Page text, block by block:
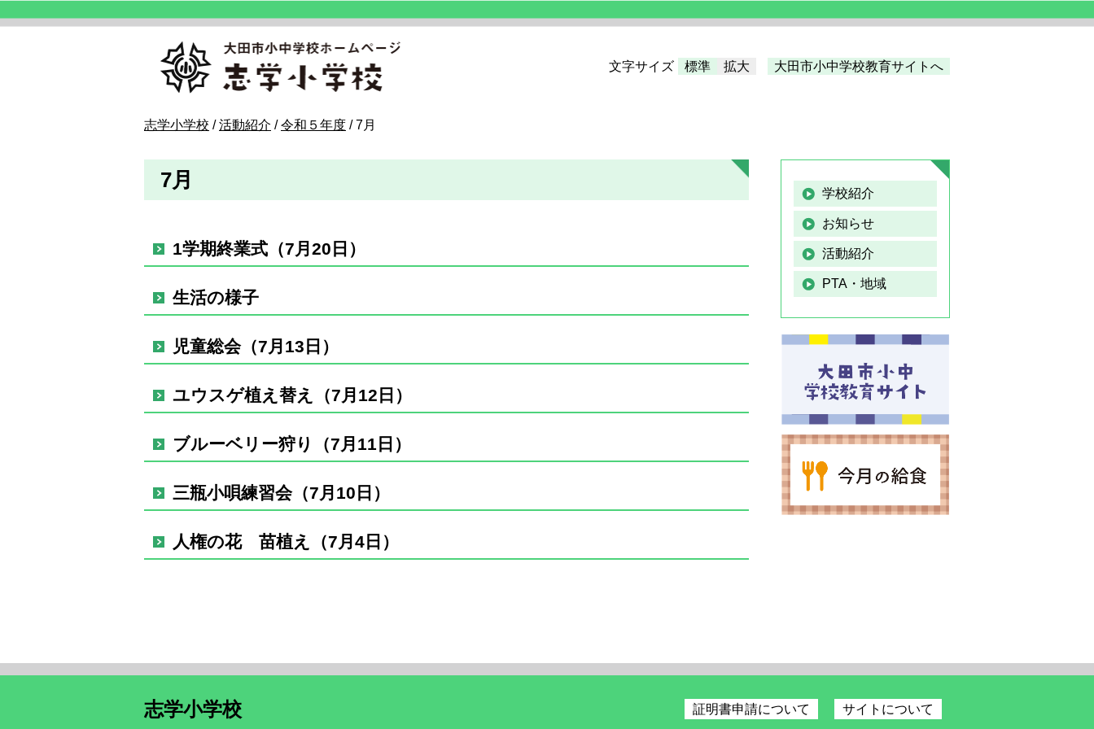
文字サイズ 標準 拡大 大田市小中学校教育サイトへ
現
の
置：
志学小学校 /活動紹介 /令和５年度 /7月
7月
1学期終業式（7月20日）
生活の様子
児童総会（7月13日）
ユウスゲ植え替え（7月12日）
ブルーベリー狩り（7月11日）
三瓶小唄練習会（7月10日）
人権の花 苗植え（7月4日）
学校紹介
お知らせ
活動紹介
PTA・地域
志学小学校 証明書申請について サイトについて